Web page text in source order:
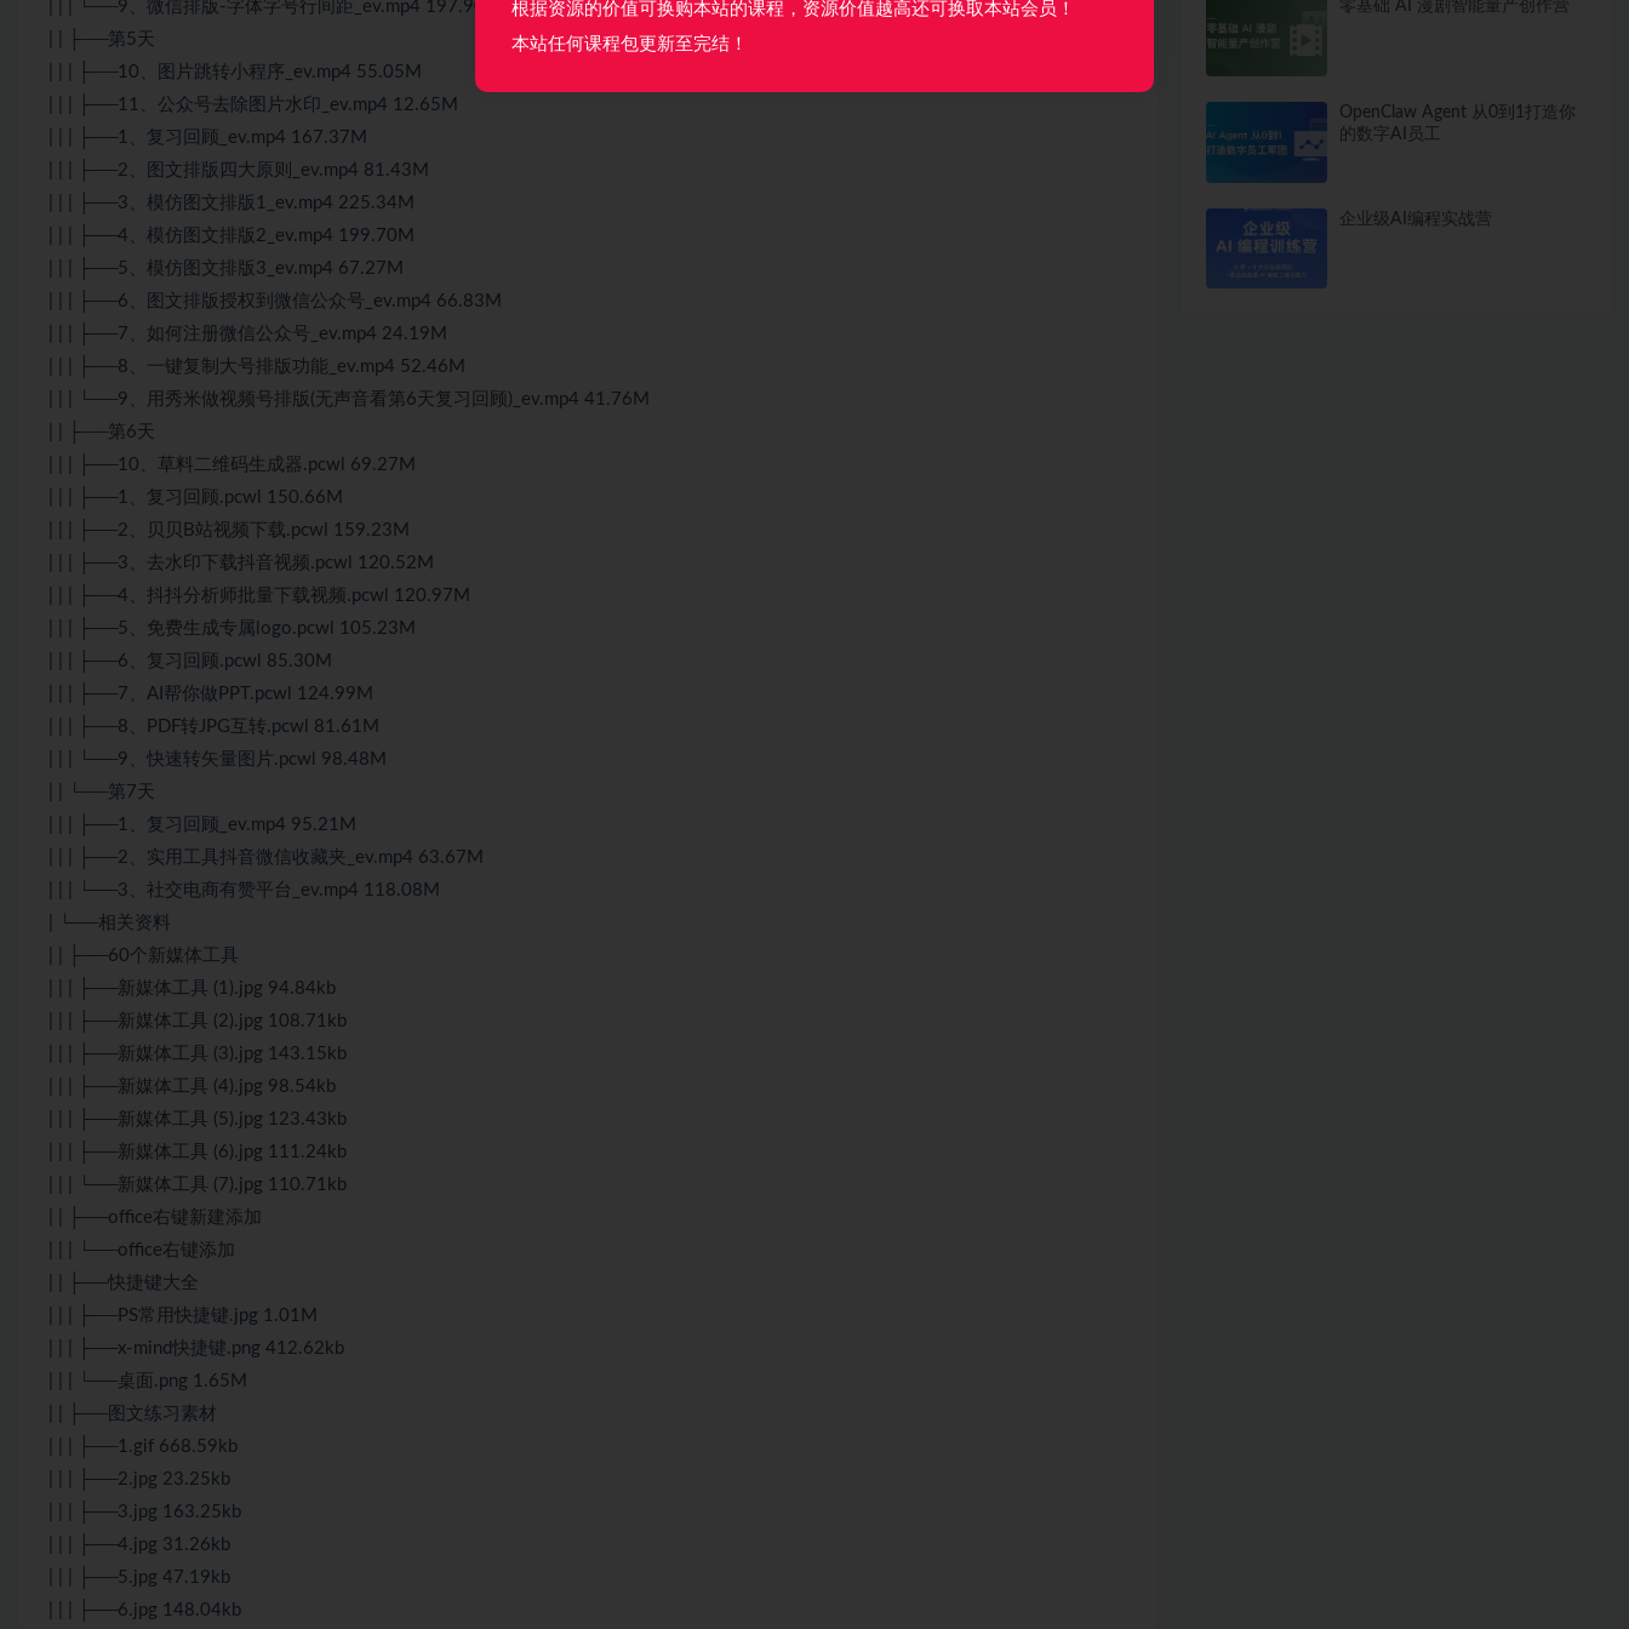
| | | └──9、微信排版-字体字号行间距_ev.mp4 197.90M
| | ├──第5天
| | | ├──10、图片跳转小程序_ev.mp4 55.05M
| | | ├──11、公众号去除图片水印_ev.mp4 12.65M
| | | ├──1、复习回顾_ev.mp4 167.37M
| | | ├──2、图文排版四大原则_ev.mp4 81.43M
| | | ├──3、模仿图文排版1_ev.mp4 225.34M
| | | ├──4、模仿图文排版2_ev.mp4 199.70M
| | | ├──5、模仿图文排版3_ev.mp4 67.27M
| | | ├──6、图文排版授权到微信公众号_ev.mp4 66.83M
| | | ├──7、如何注册微信公众号_ev.mp4 24.19M
| | | ├──8、一键复制大号排版功能_ev.mp4 52.46M
| | | └──9、用秀米做视频号排版(无声音看第6天复习回顾)_ev.mp4 41.76M
| | ├──第6天
| | | ├──10、草料二维码生成器.pcwl 69.27M
| | | ├──1、复习回顾.pcwl 150.66M
| | | ├──2、贝贝B站视频下载.pcwl 159.23M
| | | ├──3、去水印下载抖音视频.pcwl 120.52M
| | | ├──4、抖抖分析师批量下载视频.pcwl 120.97M
| | | ├──5、免费生成专属logo.pcwl 105.23M
| | | ├──6、复习回顾.pcwl 85.30M
| | | ├──7、AI帮你做PPT.pcwl 124.99M
| | | ├──8、PDF转JPG互转.pcwl 81.61M
| | | └──9、快速转矢量图片.pcwl 98.48M
| | └──第7天
| | | ├──1、复习回顾_ev.mp4 95.21M
| | | ├──2、实用工具抖音微信收藏夹_ev.mp4 63.67M
| | | └──3、社交电商有赞平台_ev.mp4 118.08M
| └──相关资料
| | ├──60个新媒体工具
| | | ├──新媒体工具 (1).jpg 94.84kb
| | | ├──新媒体工具 (2).jpg 108.71kb
| | | ├──新媒体工具 (3).jpg 143.15kb
| | | ├──新媒体工具 (4).jpg 98.54kb
| | | ├──新媒体工具 (5).jpg 123.43kb
| | | ├──新媒体工具 (6).jpg 111.24kb
| | | └──新媒体工具 (7).jpg 110.71kb
| | ├──office右键新建添加
| | | └──office右键添加
| | ├──快捷键大全
| | | ├──PS常用快捷键.jpg 1.01M
| | | ├──x-mind快捷键.png 412.62kb
| | | └──桌面.png 1.65M
| | ├──图文练习素材
| | | ├──1.gif 668.59kb
| | | ├──2.jpg 23.25kb
| | | ├──3.jpg 163.25kb
| | | ├──4.jpg 31.26kb
| | | ├──5.jpg 47.19kb
| | | ├──6.jpg 148.04kb
零基础 AI 漫剧智能量产创作营
OpenClaw Agent 从0到1打造你
的数字AI员工
企业级AI编程实战营
根据资源的价值可换购本站的课程，资源价值越高还可换取本站会员！
本站任何课程包更新至完结！